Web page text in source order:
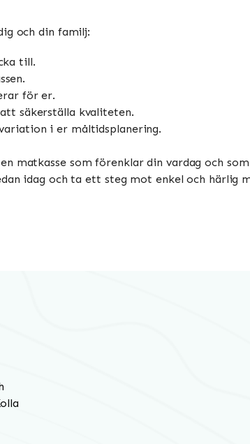
och din familj:
till.
för er.
säkerställa kvaliteten.
i er måltidsplanering.
matkasse som förenklar din vardag och
idag och ta ett steg mot enkel och härlig